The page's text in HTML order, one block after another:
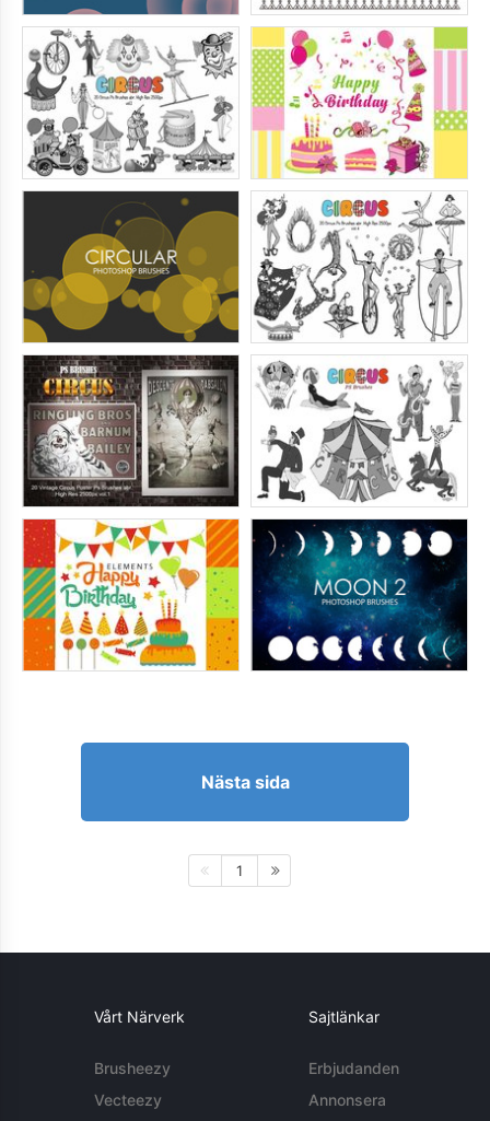
Nästa sida
1
Vårt Närverk
Brusheezy
Vecteezy
Sajtlänkar
Erbjudanden
Annonsera